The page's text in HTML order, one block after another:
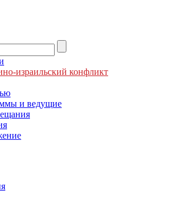
израильский конфликт
и ведущие